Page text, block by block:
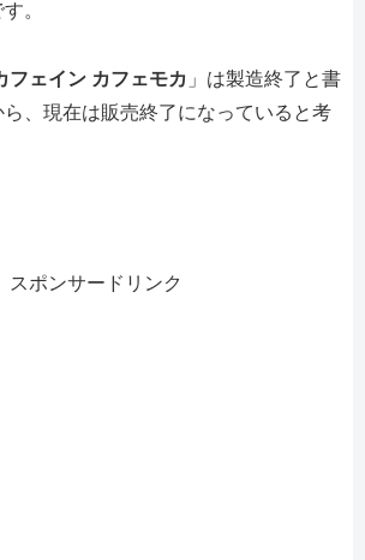
。
フェイン カフェモカ 」は製造終了と書
、現在は販売終了になっていると考
スポンサードリンク